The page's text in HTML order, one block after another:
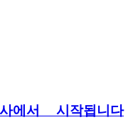
에서 시작됩니다